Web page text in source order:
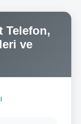
Telefon,
ve